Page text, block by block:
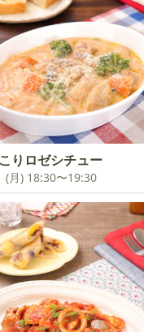
りロゼシチュー
(月) 18:30〜19:30